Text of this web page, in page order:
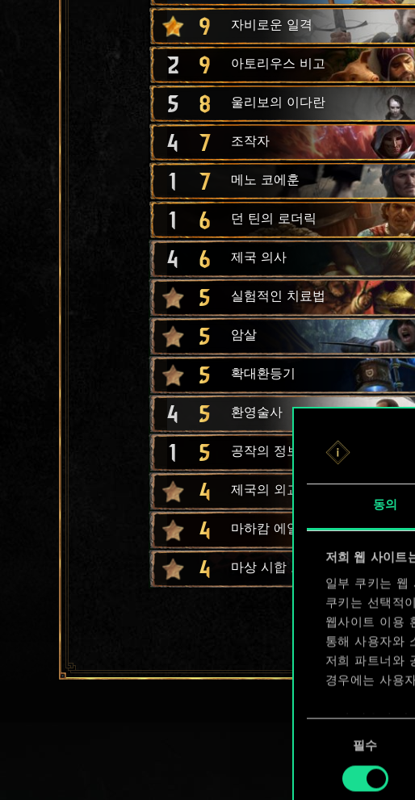
동의
저희 웹 사이트
일부 쿠키는 웹
쿠키는 선택적
웹사이트 이용
통해 사용자와
저희 파트너와
경우에는 사용
쿠키 사용에 관
확인할 수 있습
필수
9 자비로운 일격
2 9 아토리우스 비고
5 8 울리보의 이다란
4 7 조작자
1 7 메노 코에훈
1 6 던 틴의 로더릭
4 6 제국 의사
5 실험적인 치료법
5 암살
5 확대환등기
4 5 환영술사
1 5 공작의 정보원
4 제국의 외교
4 마하캄 에일
4 마상 시합 토너먼트